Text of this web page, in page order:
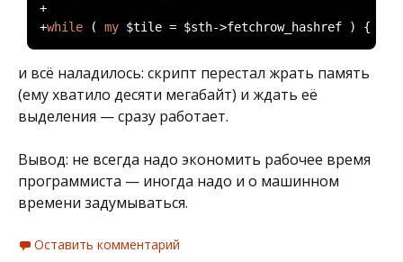
+
+while ( my $tile = $sth->fetchrow_hashref ) {
и всё наладилось: скрипт перестал жрать память
(ему хватило десяти мегабайт) и ждать её
выделения — сразу работает.
Вывод: не всегда надо экономить рабочее время
программиста — иногда надо и о машинном
времени задумываться.
Оставить комментарий